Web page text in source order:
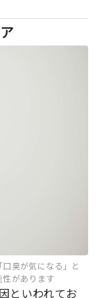
臭が気になる」と
があります
といわれてお